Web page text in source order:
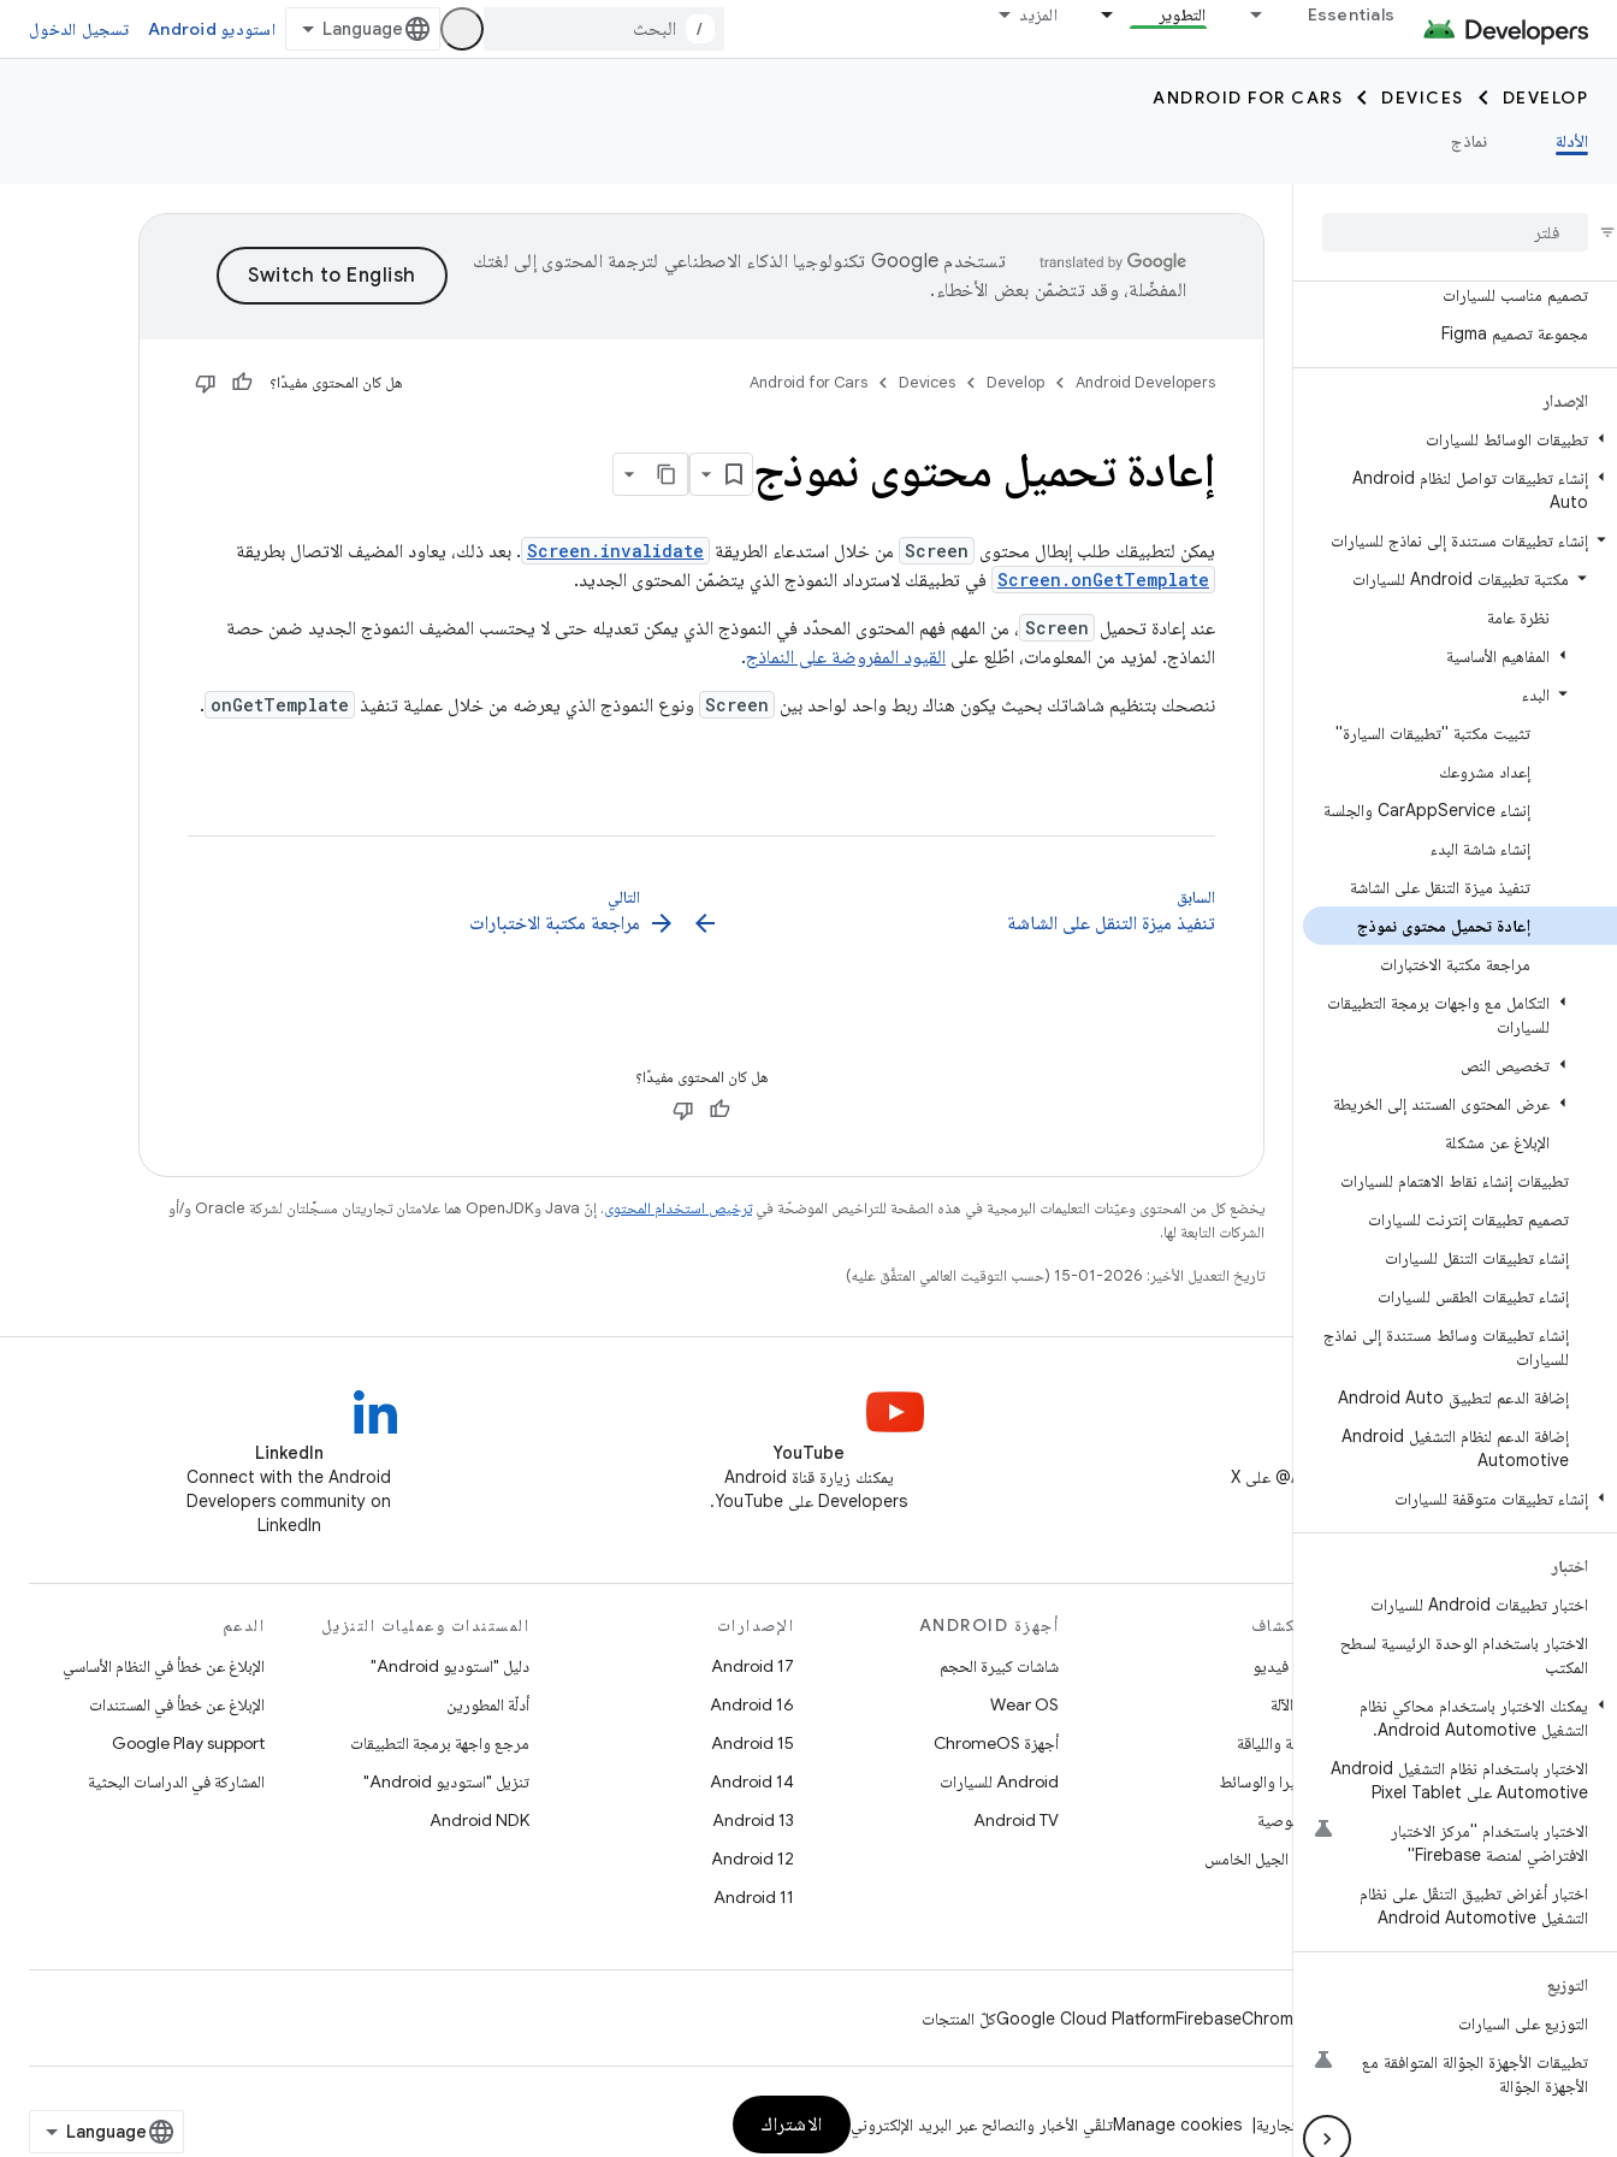
Essentials التطوير المزيد
/ استوديو Android تسجيل الدخول
DEVELOP
DEVICES
ANDROID FOR CARS
الأدلة
نماذج
التعلُّم
جودة تطبيق السيارة ⍈
تصميم مناسب للسيارات
مجموعة تصميم Figma
الإصدار
تطبيقات الوسائط للسيارات
إنشاء تطبيقات تواصل لنظام Android
Auto
إنشاء تطبيقات مستندة إلى نماذج للسيارات
مكتبة تطبيقات Android للسيارات
نظرة عامة
المفاهيم الأساسية
البدء
تثبيت مكتبة "تطبيقات السيارة"
إعداد مشروعك
إنشاء Car
AppService والجلسة
إنشاء شاشة البدء
تنفيذ ميزة التنقل على الشاشة
إعادة تحميل محتوى نموذج
مراجعة مكتبة الاختبارات
التكامل مع واجهات برمجة التطبيقات
للسيارات
تخصيص النص
عرض المحتوى المستند إلى الخريطة
الإبلاغ عن مشكلة
تطبيقات إنشاء نقاط الاهتمام للسيارات
تصميم تطبيقات إنترنت للسيارات
إنشاء تطبيقات التنقل للسيارات
إنشاء تطبيقات الطقس للسيارات
إنشاء تطبيقات وسائط مستندة إلى نماذج
للسيارات
إضافة الدعم لتطبيق Android Auto
إضافة الدعم لنظام التشغيل Android
Automotive
إنشاء تطبيقات متوقفة للسيارات
اختبار
اختبار تطبيقات Android للسيارات
الاختبار باستخدام الوحدة الرئيسية لسطح
المكتب
يمكنك الاختبار باستخدام محاكي نظام
التشغيل Android Automotive
.
الاختبار باستخدام نظام التشغيل Android
Automotive على Pixel Tablet
الاختبار باستخدام "مركز الاختبار
الافتراضي لمنصة Firebase"
اختبار أغراض تطبيق التنقّل على نظام
التشغيل Android Automotive
التوزيع
التوزيع على السيارات
تطبيقات الأجهزة الجوّالة المتوافقة مع
الأجهزة الجوّالة
تستخدم Google تكنولوجيا الذكاء الاصطناعي لترجمة المحتوى إلى لغتك
المفضّلة، وقد تتضمّن بعض الأخطاء.
Android Developers
Develop
Devices
Android for Cars هل كان المحتوى مفيدًا؟
إعادة تحميل محتوى نموذج
يمكن لتطبيقك طلب إبطال محتوى Screen من خلال استدعاء الطريقة Screen.invalidate . بعد ذلك، يعاود المضيف الاتصال بطريقة
Screen.onGetTemplate في تطبيقك لاسترداد النموذج الذي يتضمّن المحتوى الجديد.
عند إعادة تحميل Screen ، من المهم فهم المحتوى المحدّد في النموذج الذي يمكن تعديله حتى لا يحتسب المضيف النموذج الجديد ضمن حصة
النماذج. لمزيد من المعلومات، اطّلِع على القيود المفروضة على النماذج.
ننصحك بتنظيم شاشاتك بحيث يكون هناك ربط واحد لواحد بين Screen ونوع النموذج الذي يعرضه من خلال عملية تنفيذ onGetTemplate
.
السابق
arrow_back تنفيذ ميزة التنقل على الشاشة
التالي
مراجعة مكتبة الاختبارات arrow_forward
هل كان المحتوى مفيدًا؟
يخضع كل من المحتوى وعيّنات التعليمات البرمجية في هذه الصفحة للتراخيص الموضحّة فيترخيص استخدام المحتوى
. إنّ Java وOpenJDK هما علامتان تجاريتان مسجَّلتان لشركة Oracle و/أو
الشركات التابعة لها.
تاريخ التعديل الأخير: 2026-01-15 (حسب التوقيت العالمي المتفَّق عليه)
YouTube
يمكنك زيارة قناة Android
Developers على YouTube.
LinkedIn
Connect with the Android
Developers community on
LinkedIn
التشغيل ANDROID
Android for Enterprise
الأمان
المصدر
الأخبار
المدوّنة
ملفات بودكاست
استكشاف
ألعاب فيديو
تعلُم الآلة
الصحة واللياقة
الكاميرا والوسائط
الخصوصية
شبكة الجيل الخامس
أجهزة ANDROID
شاشات كبيرة الحجم
Wear OS
أجهزة ChromeOS
Android للسيارات
Android TV
الإصدارات
Android 17
Android 16
Android 15
Android 14
Android 13
Android 12
Android 11
المستندات وعمليات التنزيل
دليل "استوديو Android"
أدلّة المطورين
مرجع واجهة برمجة التطبيقات
تنزيل "استوديو Android"
Android NDK
الدعم
الإبلاغ عن خطأ في النظام الأساسي
الإبلاغ عن خطأ في المستندات
Google Play support
المشاركة في الدراسات البحثية
Chrome
Firebase
Google Cloud Platformكلّ المنتجات
إرشادات حول العلامة التجارية Manage cookiesتلقّي الأخبار والنصائح عبر البريد الإلكتروني الاشتراك